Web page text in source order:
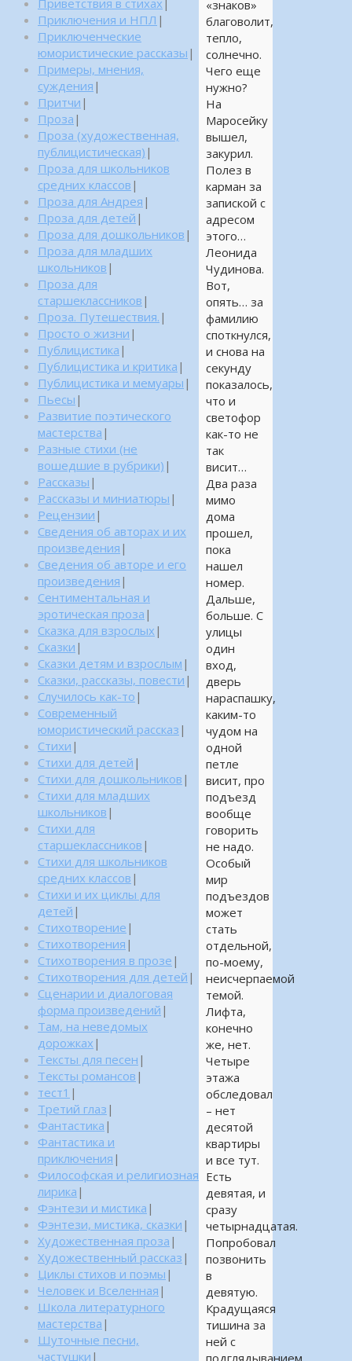
«знаков»
благоволит,
тепло,
солнечно.
Чего еще
нужно?
На
Маросейку
вышел,
закурил.
Полез в
карман за
запиской с
адресом
этого…
Леонида
Чудинова.
Вот,
опять… за
фамилию
споткнулся,
и снова на
секунду
показалось,
что и
светофор
как-то не
так
висит…
Два раза
мимо
дома
прошел,
пока
нашел
номер.
Дальше,
больше. С
улицы
один
вход,
дверь
нараспашку,
каким-то
чудом на
одной
петле
висит, про
подъезд
вообще
говорить
не надо.
Особый
мир
подъездов
может
стать
отдельной,
по-моему,
неисчерпаемой
темой.
Лифта,
конечно
же, нет.
Четыре
этажа
обследовал
– нет
десятой
квартиры
и все тут.
Есть
девятая, и
сразу
четырнадцатая.
Попробовал
позвонить
в
девятую.
Крадущаяся
тишина за
ней с
Приветствия в стихах
Приключения и НПЛ |
Приключенческие
юмористические рассказы |
Примеры, мнения,
суждения |
Притчи |
Проза |
Проза (художественная,
публицистическая) |
Проза для школьников
средних классов |
Проза для Андрея |
Проза для детей |
Проза для дошкольников |
Проза для младших
школьников |
Проза для
старшеклассников |
Проза. Путешествия. |
Просто о жизни |
Публицистика |
Публицистика и критика |
Публицистика и мемуары |
Пьесы |
Развитие поэтического
мастерства |
Разные стихи (не
вошедшие в рубрики) |
Рассказы |
Рассказы и миниатюры |
Рецензии |
Сведения об авторах и их
произведения |
Сведения об авторе и его
произведения |
Сентиментальная и
эротическая проза |
Сказка для взрослых |
Сказки |
Сказки детям и взрослым |
Сказки, рассказы, повести |
Случилось как-то |
Современный
юмористический рассказ |
Стихи |
Стихи для детей |
Стихи для дошкольников |
Стихи для младших
школьников |
Стихи для
старшеклассников |
Стихи для школьников
средних классов |
Стихи и их циклы для
детей |
Стихотворение |
Стихотворения |
Стихотворения в прозе |
Стихотворения для детей |
Сценарии и диалоговая
форма произведений |
Там, на неведомых
дорожках |
Тексты для песен |
Тексты романсов |
тест1 |
Третий глаз |
Фантастика |
Фантастика и
приключения |
Философская и религиозная
лирика |
Фэнтези и мистика |
Фэнтези, мистика, сказки |
Художественная проза |
Художественный рассказ |
Циклы стихов и поэмы |
Человек и Вселенная |
Школа литературного
мастерства |
Шуточные песни,
частушки |